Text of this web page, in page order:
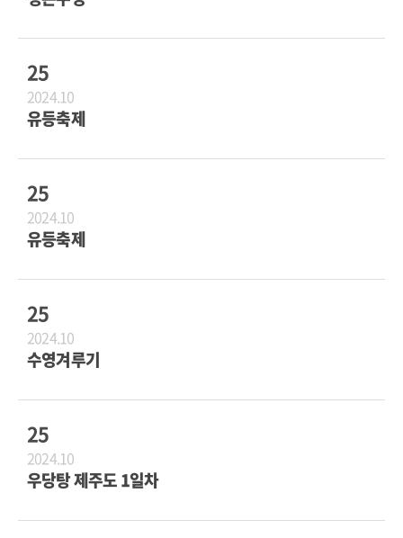
25
2024.10
유등축제
25
2024.10
유등축제
25
2024.10
수영겨루기
25
2024.10
우당탕 제주도 1일차